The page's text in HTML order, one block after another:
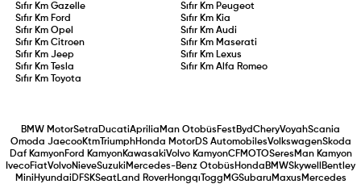
Sıfır KmGazelle Sıfır Km Peugeot
Sıfır Km Ford Sıfır Km Kia
Sıfır KmOpel Sıfır Km Audi
Sıfır KmCitroen Sıfır Km Maserati
Sıfır KmJeep Sıfır Km Lexus
Sıfır Km
Tesla Sıfır Km Alfa Romeo
Sıfır Km
Toyota
BMW MotorSetra DucatiAprilia Man Otobüs FestBydCheryVoyahScania
Omoda JaecooKtmTriumphHonda MotorDS AutomobilesVolkswagenSkoda
Daf KamyonFord KamyonKawasakiVolvo KamyonCFMOTOSeres Man Kamyon
IvecoFiatVolvoNieveSuzuki Mercedes-Benz Otobüs Honda BMWSkywell
Bentley
Mini Hyundai DFSKSeatLand RoverHongqı Togg MGSubaruMaxus Mercedes